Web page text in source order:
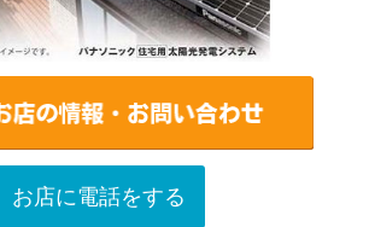
お店に電話をする